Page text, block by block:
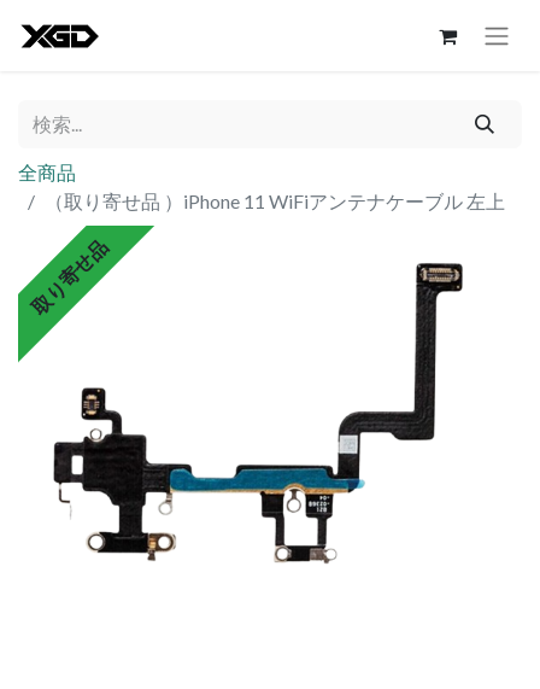
全商品
（取り寄せ品 ）iPhone 11 WiFiアンテナケーブル 左上
取り寄せ品